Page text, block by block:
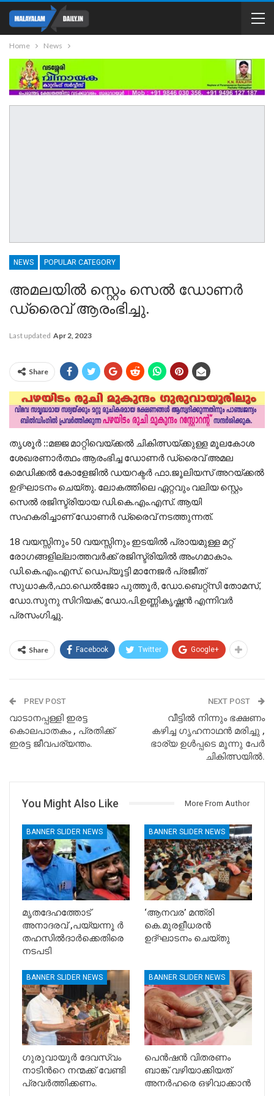
Home News
NEWS POPULAR CATEGORY
അമലയില്‍ സ്റ്റെം സെല്‍ ഡോണര്‍
ഡ്രൈവ് ആരംഭിച്ചു.
Last updated Apr 2, 2023
Share
തൃശൂർ ::മജ്ജ മാറ്റിവെയ്ക്കല്‍ ചികിത്സയ്ക്കുള്ള മൂലകോശ
ശേഖരണാര്‍ത്ഥം ആരംഭിച്ച ഡോണര്‍ ഡ്രൈവ് അമല
മെഡിക്കല്‍ കോളേജില്‍ ഡയറക്ടര്‍ ഫാ.ജൂലിയസ് അറയ്ക്കല്‍
ഉദ്ഘാടനം ചെയ്തു. ലോകത്തിലെ ഏറ്റവും വലിയ സ്റ്റെം
സെല്‍ രജിസ്ട്രിയായ ഡി.കെ.എം.എസ്. ആയി
സഹകരിച്ചാണ് ഡോണര്‍ ഡ്രൈവ് നടത്തുന്നത്.
18 വയസ്സിനും 50 വയസ്സിനും ഇടയില്‍ പ്രായമുള്ള മറ്റ്
രോഗങ്ങളില്ലാത്തവര്‍ക്ക് രജിസ്ട്രിയില്‍ അംഗമാകാം.
ഡി.കെ.എം.എസ്. ഡെപ്യൂട്ടി മാനേജര്‍ പ്രജീത്
സുധാകര്‍,ഫാ.ഡെല്‍ജോ പുത്തൂര്‍, ഡോ.ബെറ്റ്സി തോമസ്,
ഡോ.സുനു സിറിയക്, ഡോ.പി.ഉണ്ണികൃഷ്ണന്‍ എന്നിവര്‍
പ്രസംഗിച്ചു.
Share Facebook Twitter Google+
PREV POST
വാടാനപ്പള്ളി ഇരട്ട
കൊലപാതകം , പ്രതിക്ക്
ഇരട്ട ജീവപര്യന്തം.
NEXT POST
വീട്ടിൽ നിന്നും ഭക്ഷണം
കഴിച്ച ഗൃഹനാഥൻ മരിച്ചു ,
ഭാര്യ ഉൾപ്പടെ മൂന്നു പേർ
ചികിത്സയിൽ.
You Might Also Like More From Author
BANNER SLIDER NEWS
മൃതദേഹത്തോട്
അനാദരവ് ,പയ്യന്നൂ ർ
തഹസിൽദാർക്കെതിരെ
നടപടി
BANNER SLIDER NEWS
‘ആനവര’ മന്ത്രി
കെ.മുരളീധരന്‍
ഉദ്ഘാടനം ചെയ്തു
BANNER SLIDER NEWS
ഗുരുവായൂർ ദേവസ്വം
നാടിൻറെ നന്മക്ക് വേണ്ടി
പ്രവർത്തിക്കണം.
BANNER SLIDER NEWS
പെൻഷൻ വിതരണം
ബാങ്ക് വഴിയാക്കിയത്
അനർഹരെ ഒഴിവാക്കാൻ